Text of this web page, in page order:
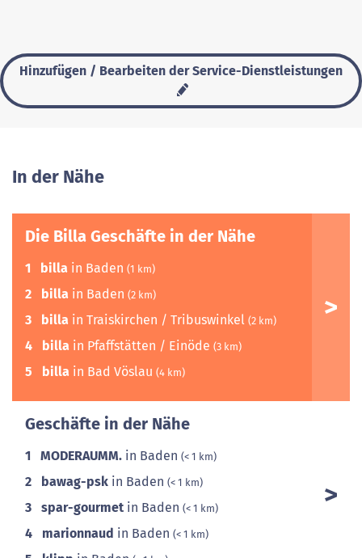
Hinzufügen / Bearbeiten der Service-Dienstleistungen
In der Nähe
Die Billa Geschäfte in der Nähe
1 billa in Baden (1 km)
2 billa in Baden (2 km)
3 billa in Traiskirchen / Tribuswinkel (2 km)
4 billa in Pfaffstätten / Einöde (3 km)
5 billa in Bad Vöslau (4 km)
Geschäfte in der Nähe
1 MODERAUMM. in Baden (< 1 km)
2 bawag-psk in Baden (< 1 km)
3 spar-gourmet in Baden (< 1 km)
4 marionnaud in Baden (< 1 km)